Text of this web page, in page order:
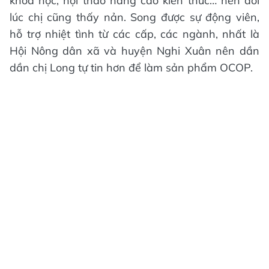
lúc chị cũng thấy nản. Song được sự động viên,
hỗ trợ nhiệt tình từ các cấp, các ngành, nhất là
Hội Nông dân xã và huyện Nghi Xuân nên dần
dần chị Long tự tin hơn để làm sản phẩm OCOP.